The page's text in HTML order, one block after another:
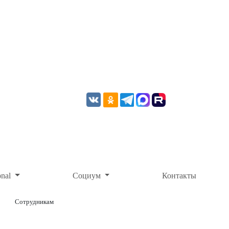
Социум Контакты
Сотрудникам